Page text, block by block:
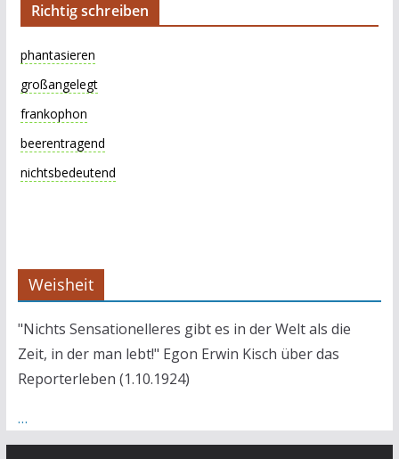
Richtig schreiben
phantasieren
großangelegt
frankophon
beerentragend
nichtsbedeutend
Weisheit
"Nichts Sensationelleres gibt es in der Welt als die
Zeit, in der man lebt!" Egon Erwin Kisch über das
Reporterleben (1.10.1924)
…